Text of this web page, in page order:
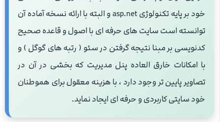
خود بر پایه تکنولوژی asp.net و البته با ارائه نسخه آماده آن
توانسته است سایت های حرفه ای با اصول و قاعده صحیح
کدنویسی بر مبنا نتیجه گرفتن در سئو ( رتبه های گوگل ) و
با امکانات خارق العاده پنل مدیریت که بخشی در آن در
تصاویر پایین تر وجود دارد ، با هزینه معقول برای هموطنان
خود سایتی کاربردی و حرفه ای ایجاد نماید.